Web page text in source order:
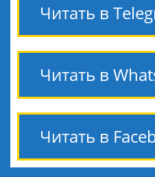
Читать в
Читать в
Читать в